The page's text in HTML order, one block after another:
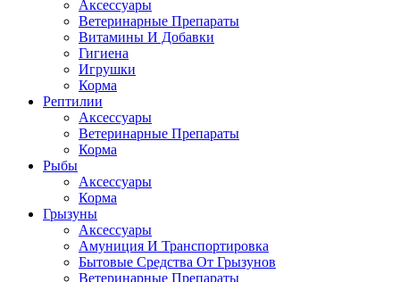
Аксессуары
Ветеринарные Препараты
Витамины И Добавки
Гигиена
Игрушки
Корма
Рептилии
Аксессуары
Ветеринарные Препараты
Корма
Рыбы
Аксессуары
Корма
Грызуны
Аксессуары
Амуниция И Транспортировка
Бытовые Средства От Грызунов
Ветеринарные Препараты